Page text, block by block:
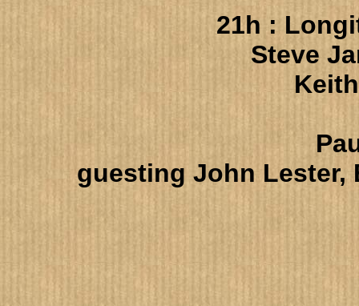
21h :
Steve
guesting John Lester,